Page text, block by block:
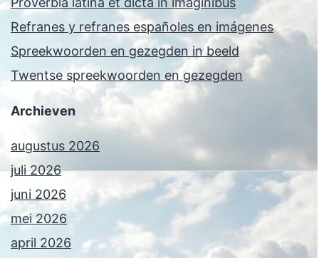
Refranes y refranes españoles en imágenes
Spreekwoorden en gezegden in beeld
Twentse spreekwoorden en gezegden
Archieven
augustus 2026
juli 2026
juni 2026
mei 2026
april 2026